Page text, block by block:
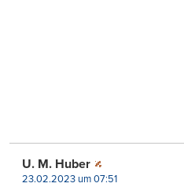
U. M. Huber
23.02.2023 um 07:51